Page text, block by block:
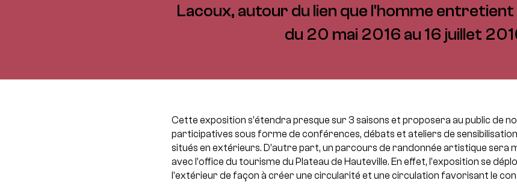
Lacoux, autour du lien que l'homme
du 20 mai 2016 au 16 juillet
Cette exposition s’étendra presque sur 3 saisons et proposera au public de
participatives sous forme de conférences, débats et ateliers de
situés en extérieurs. D’autre part, un parcours de randonnée artistique sera
avec l’office du tourisme du Plateau de Hauteville. En effet, l’exposition se
l’extérieur de façon à créer une circularité et une circulation favorisant le